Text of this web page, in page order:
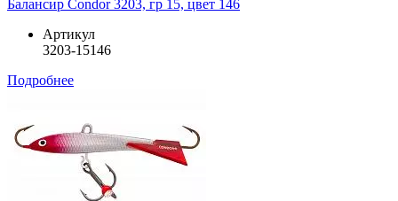
Балансир Condor 3203, гр 15, цвет 146
Артикул
3203-15146
Подробнее